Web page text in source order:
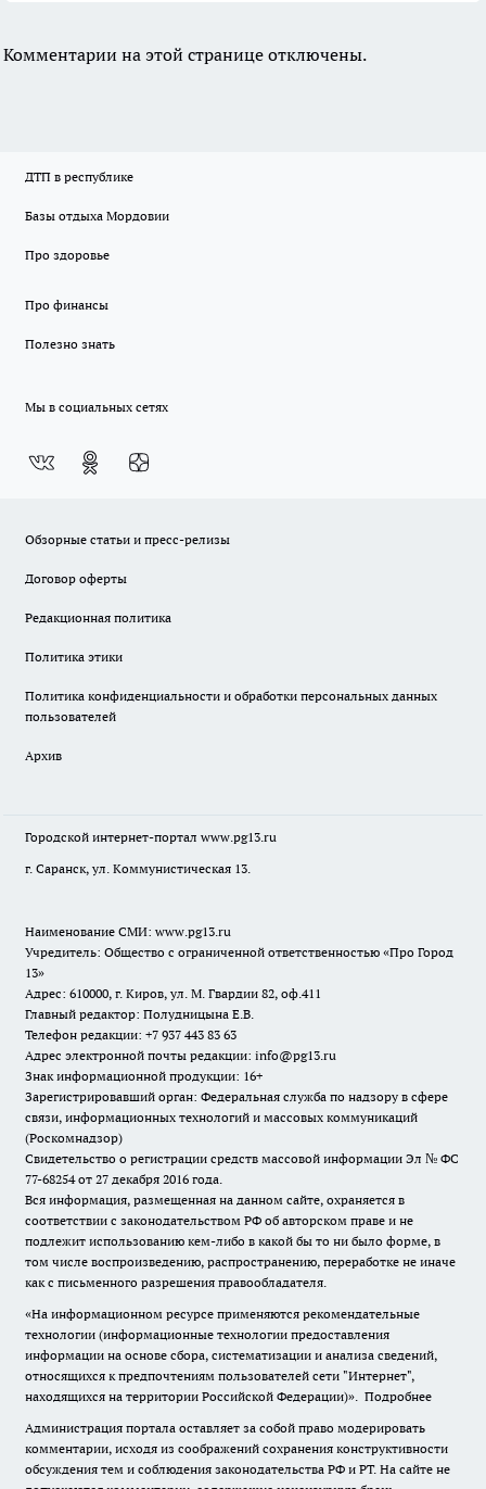
Комментарии на этой странице отключены.
ДТП в республике
Базы отдыха Мордовии
Про здоровье
Про финансы
Полезно знать
Мы в социальных сетях
Обзорные статьи и пресс-релизы
Договор оферты
Редакционная политика
Политика этики
Политика конфиденциальности и обработки персональных данных
пользователей
Архив
Городской интернет-портал www.pg13.ru
г. Саранск, ул. Коммунистическая 13.
Наименование СМИ: www.pg13.ru
Учредитель: Общество с ограниченной ответственностью «Про Город
13»
Адрес: 610000, г. Киров, ул. М. Гвардии 82, оф.411
Главный редактор: Полудницына Е.В.
Телефон редакции: +7 937 443 83 63
Адрес электронной почты редакции: info@pg13.ru
Знак информационной продукции: 16+
Зарегистрировавший орган: Федеральная служба по надзору в сфере
связи, информационных технологий и массовых коммуникаций
(Роскомнадзор)
Свидетельство о регистрации средств массовой информации Эл № ФС
77-68254 от 27 декабря 2016 года.
Вся информация, размещенная на данном сайте, охраняется в
соответствии с законодательством РФ об авторском праве и не
подлежит использованию кем-либо в какой бы то ни было форме, в
том числе воспроизведению, распространению, переработке не иначе
как с письменного разрешения правообладателя.
«На информационном ресурсе применяются рекомендательные
технологии (информационные технологии предоставления
информации на основе сбора, систематизации и анализа сведений,
относящихся к предпочтениям пользователей сети "Интернет",
находящихся на территории Российской Федерации)». Подробнее
Администрация портала оставляет за собой право модерировать
комментарии, исходя из соображений сохранения конструктивности
обсуждения тем и соблюдения законодательства РФ и РТ. На сайте не